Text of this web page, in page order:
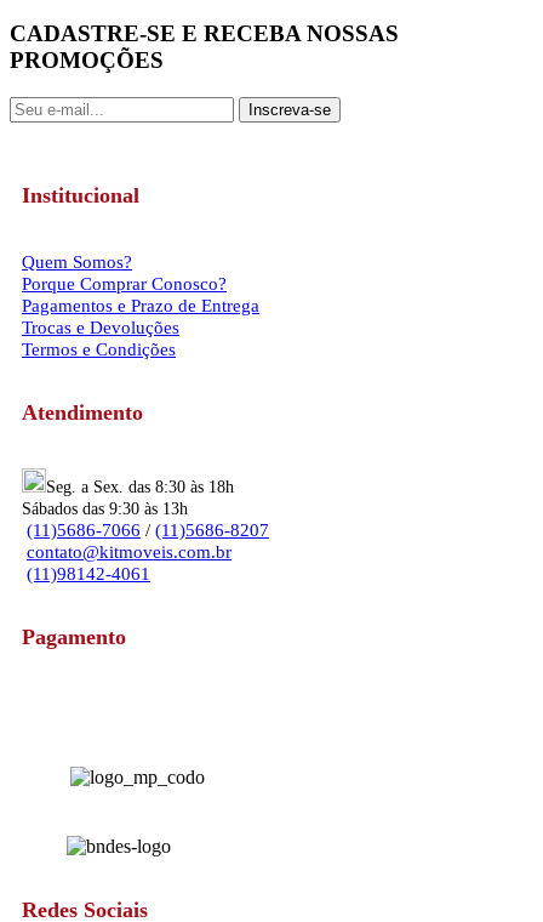
CADASTRE-SE E RECEBA NOSSAS
PROMOÇÕES
Inscreva-se
Institucional
Quem Somos?
Porque Comprar Conosco?
Pagamentos e Prazo de Entrega
Trocas e Devoluções
Termos e Condições
Atendimento
Seg. a Sex. das 8:30 às 18h
Sábados das 9:30 às 13h
(11)5686-7066 / (11)5686-8207
contato@kitmoveis.com.br
(11)98142-4061
Pagamento
Redes Sociais